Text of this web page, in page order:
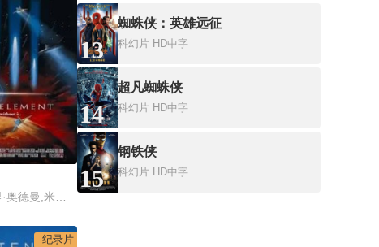
纪录片
13
蜘蛛侠：英雄远征
科幻片 HD中字
14
超凡蜘蛛侠
科幻片 HD中字
15
钢铁侠
科幻片 HD中字